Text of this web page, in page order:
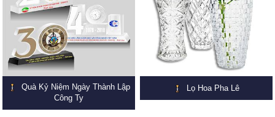
Quà Kỷ Niệm Ngày Thành Lập
Công Ty
Lọ Hoa Pha Lê